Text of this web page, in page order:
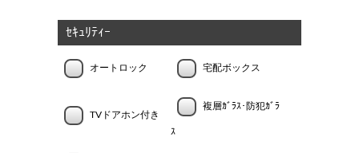
ｾｷｭﾘﾃｨｰ
オートロック 宅配ボックス
TVドアホン付き
複層ｶﾞﾗｽ･防犯ｶﾞﾗ
ｽ